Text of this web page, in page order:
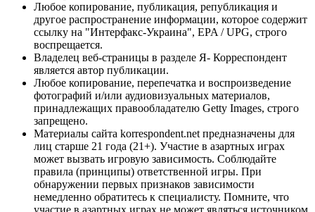
Любое копирование, публикация, републикация и
другое распространение информации, которое содержит
ссылку на "Интерфакс-Украина", EPA / UPG, строго
воспрещается.
Владелец веб-страницы в разделе Я- Корреспондент
является автор публикации.
Любое копирование, перепечатка и воспроизведение
фотографий и/или аудиовизуальных материалов,
принадлежащих правообладателю Getty Images, строго
запрещено.
Материалы сайта korrespondent.net предназначены для
лиц старше 21 года (21+). Участие в азартных играх
может вызвать игровую зависимость. Соблюдайте
правила (принципы) ответственной игры. При
обнаружении первых признаков зависимости
немедленно обратитесь к специалисту. Помните, что
участие в азартных играх не может являться источником